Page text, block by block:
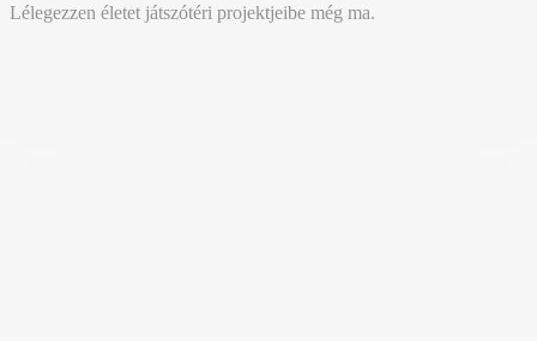
Lélegezzen életet játszótéri projektjeibe még ma.